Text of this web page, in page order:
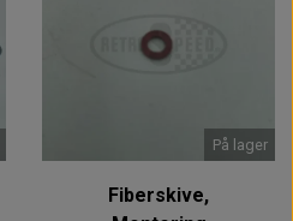
På lager
Fiberskive,